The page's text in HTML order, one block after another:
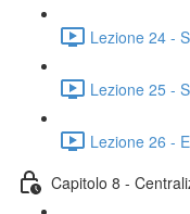
Lezione 24 -
Lezione 25 -
Lezione 26 -
Capitolo 8 -